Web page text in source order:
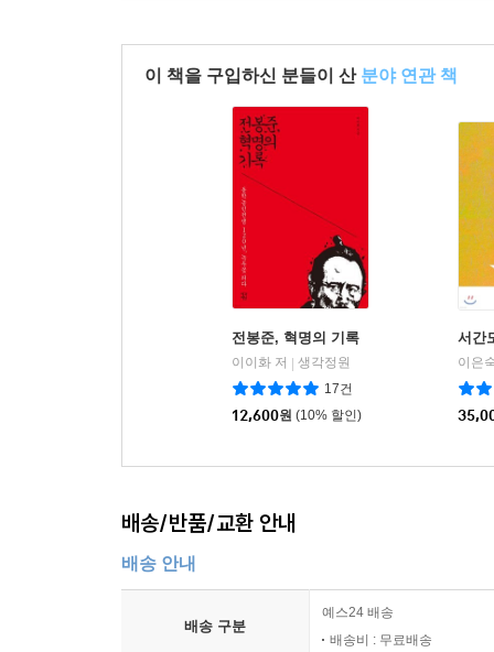
이 책을 구입하신 분들이 산 분야 연관 책
전봉준, 혁명의 기록
이이화 저
생각정원
17건
12,600원 (10% 할인)
서간
이은
배송/반품/교환 안내
배송 안내
배송 구분
예스24 배송
배송비 : 무료배송